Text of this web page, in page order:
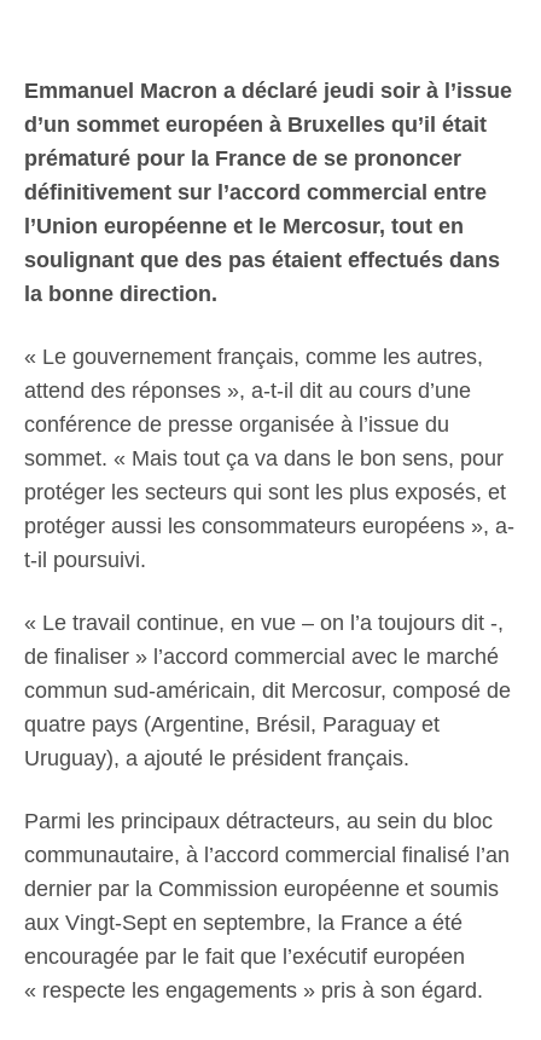
Emmanuel Macron a déclaré jeudi soir à l’issue
d’un sommet européen à Bruxelles qu’il était
prématuré pour la France de se prononcer
définitivement sur l’accord commercial entre
l’Union européenne et le Mercosur, tout en
soulignant que des pas étaient effectués dans
la bonne direction.
« Le gouvernement français, comme les autres,
attend des réponses », a-t-il dit au cours d’une
conférence de presse organisée à l’issue du
sommet. « Mais tout ça va dans le bon sens, pour
protéger les secteurs qui sont les plus exposés, et
protéger aussi les consommateurs européens », a-
t-il poursuivi.
« Le travail continue, en vue – on l’a toujours dit -,
de finaliser » l’accord commercial avec le marché
commun sud-américain, dit Mercosur, composé de
quatre pays (Argentine, Brésil, Paraguay et
Uruguay), a ajouté le président français.
Parmi les principaux détracteurs, au sein du bloc
communautaire, à l’accord commercial finalisé l’an
dernier par la Commission européenne et soumis
aux Vingt-Sept en septembre, la France a été
encouragée par le fait que l’exécutif européen
« respecte les engagements » pris à son égard.